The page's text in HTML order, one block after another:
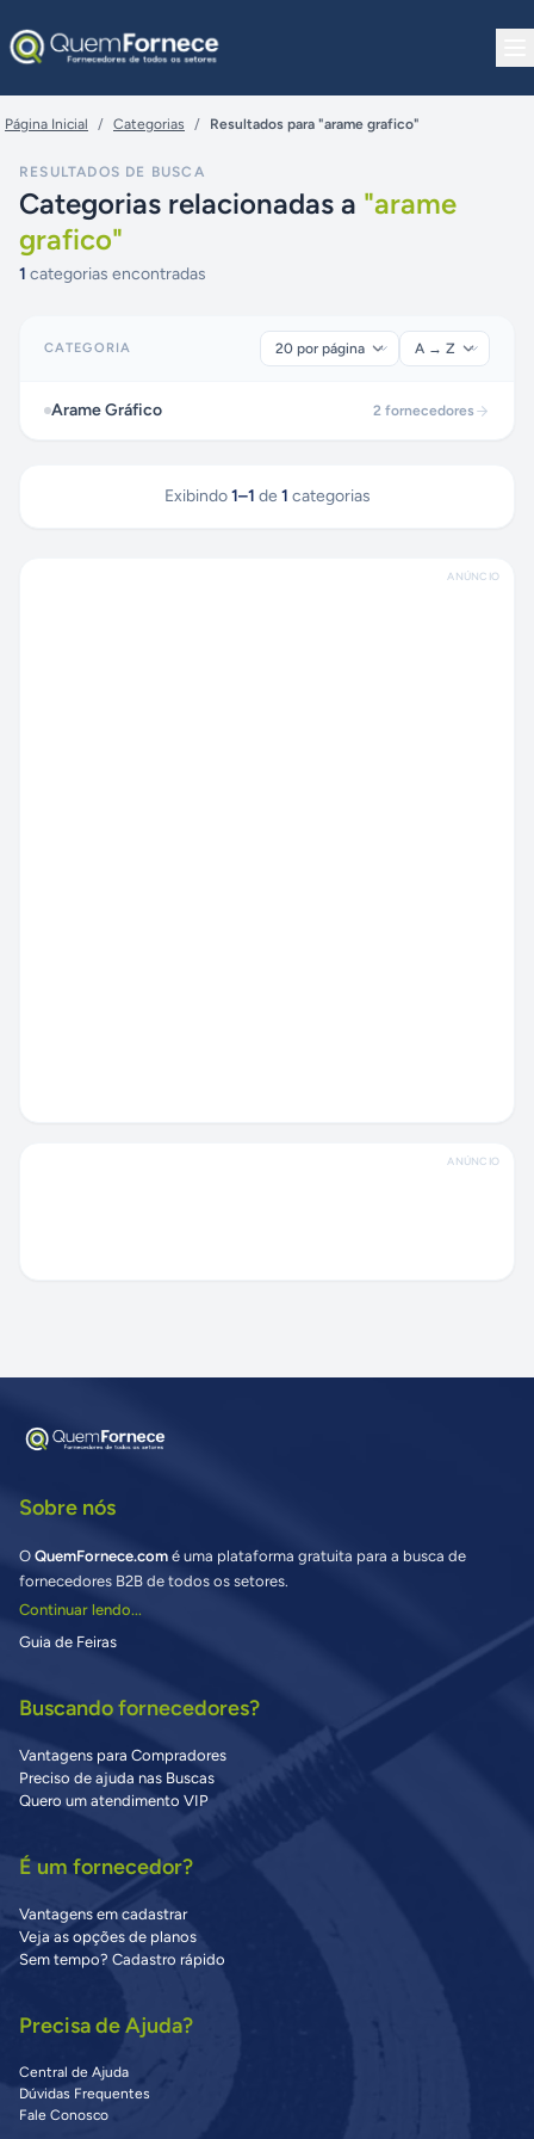
Página Inicial / Categorias / Resultados para "arame grafico"
RESULTADOS DE BUSCA
Categorias relacionadas a "arame
grafico"
1 categorias encontradas
CATEGORIA
Arame Gráfico 2 fornecedores
Exibindo 1–1 de 1 categorias
ANÚNCIO
ANÚNCIO
Sobre nós
O QuemFornece.com é uma plataforma gratuita para a busca de
fornecedores B2B de todos os setores.
Continuar lendo...
Guia de Feiras
Buscando fornecedores?
Vantagens para Compradores
Preciso de ajuda nas Buscas
Quero um atendimento VIP
É um fornecedor?
Vantagens em cadastrar
Veja as opções de planos
Sem tempo? Cadastro rápido
Precisa de Ajuda?
Central de Ajuda
Dúvidas Frequentes
Fale Conosco